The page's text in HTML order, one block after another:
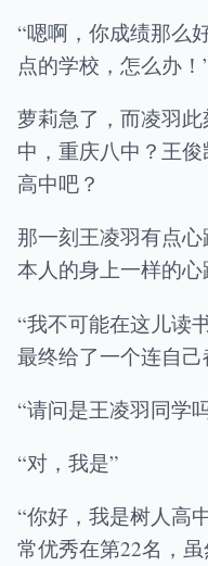
“嗯啊，你成绩那么
点的学校，怎么办！
萝莉急了，而凌羽
中，重庆八中？王
高中吧？
那一刻王凌羽有点
本人的身上一样的心
“我不可能在这儿读
最终给了一个连自己
“请问是王凌羽同学
“对，我是”
“你好，我是树人高
常优秀在第22名，